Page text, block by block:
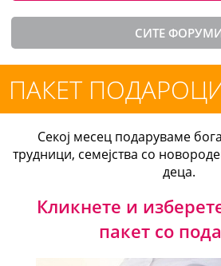
СИТЕ
ПАКЕТ
Секој месец подаруваме
трудници, семејства со
деца.
Кликнете и
пакет со